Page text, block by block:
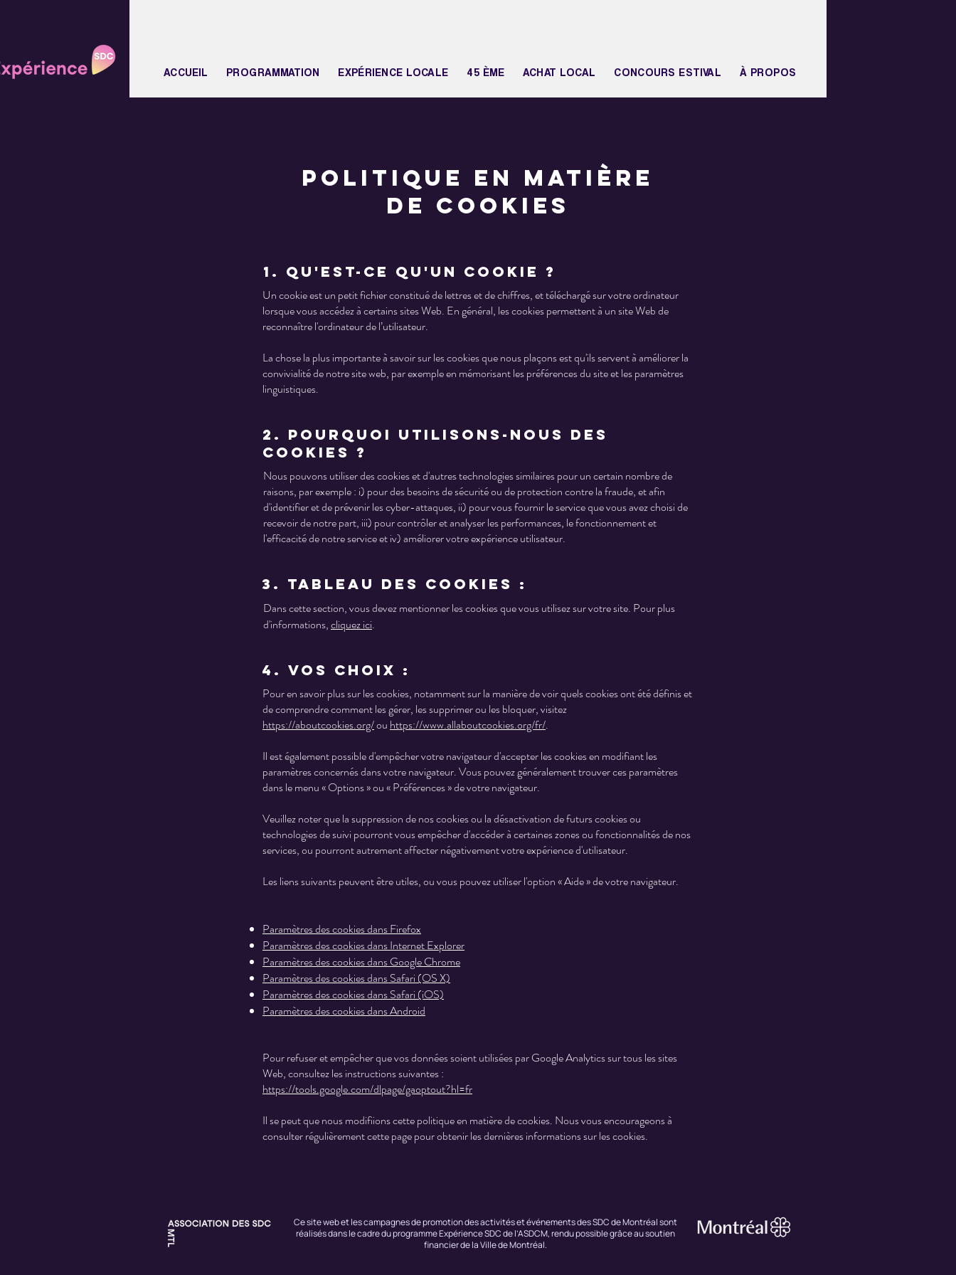
ACCUEIL PROGRAMMATION EXPÉRIENCE LOCALE 45 ÈME ACHAT LOCAL CONCOURS ESTIVAL À PROPOS
Politique en matière
de cookies
1. Qu'est-ce qu'un cookie ?
Un cookie est un petit fichier constitué de lettres et de chiffres, et téléchargé sur votre ordinateur
lorsque vous accédez à certains sites Web. En général, les cookies permettent à un site Web de
reconnaître l'ordinateur de l’utilisateur.
La chose la plus importante à savoir sur les cookies que nous plaçons est qu'ils servent à améliorer la
convivialité de notre site web, par exemple en mémorisant les préférences du site et les paramètres
linguistiques.
2. Pourquoi utilisons-nous des
cookies ?
Nous pouvons utiliser des cookies et d'autres technologies similaires pour un certain nombre de
raisons, par exemple : i) pour des besoins de sécurité ou de protection contre la fraude, et afin
d'identifier et de prévenir les cyber-attaques, ii) pour vous fournir le service que vous avez choisi de
recevoir de notre part, iii) pour contrôler et analyser les performances, le fonctionnement et
l'efficacité de notre service et iv) améliorer votre expérience utilisateur.
3. Tableau des cookies :
Dans cette section, vous devez mentionner les cookies que vous utilisez sur votre site. Pour plus
d'informations,cliquez ici.
4. Vos choix :
Pour en savoir plus sur les cookies, notamment sur la manière de voir quels cookies ont été définis et
de comprendre comment les gérer, les supprimer ou les bloquer, visitez
https://aboutcookies.org/ou https://www.allaboutcookies.org/fr/.
Il est également possible d'empêcher votre navigateur d'accepter les cookies en modifiant les
paramètres concernés dans votre navigateur. Vous pouvez généralement trouver ces paramètres
dans le menu « Options » ou « Préférences » de votre navigateur.
Veuillez noter que la suppression de nos cookies ou la désactivation de futurs cookies ou
technologies de suivi pourront vous empêcher d'accéder à certaines zones ou fonctionnalités de nos
services, ou pourront autrement affecter négativement votre expérience d'utilisateur.
Les liens suivants peuvent être utiles, ou vous pouvez utiliser l'option « Aide » de votre navigateur.
Paramètres des cookies dans Firefox
Paramètres des cookies dans Internet Explorer
Paramètres des cookies dans Google Chrome
Paramètres des cookies dans Safari (OS X)
Paramètres des cookies dans Safari (iOS)
Paramètres des cookies dans Android
Pour refuser et empêcher que vos données soient utilisées par Google Analytics sur tous les sites
Web, consultez les instructions suivantes :
https://tools.google.com/dlpage/gaoptout?hl=fr
Il se peut que nous modifiions cette politique en matière de cookies. Nous vous encourageons à
consulter régulièrement cette page pour obtenir les dernières informations sur les cookies.
Ce site web et les campagnes de promotion des activités et événements des SDC de Montréal sont
réalisés dans le cadre du programme Expérience SDC de l’ASDCM, rendu possible grâce au soutien
financier de la Ville de Montréal.